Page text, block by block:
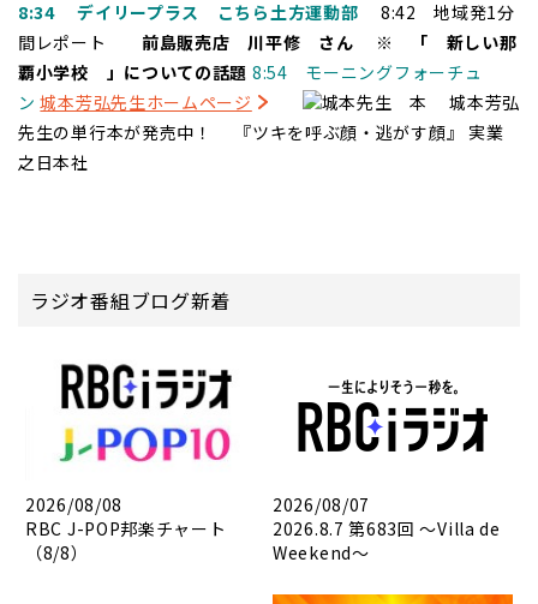
8:34 デイリープラス こちら土方運動部
8:42 地域発1分
間レポート
前島販売店 川平修 さん
※ 「 新しい那
覇小学校 」についての話題 8:54 モーニングフォーチュ
ン 城本芳弘先生ホームページ
城本芳弘
先生の単行本が発売中！
『ツキを呼ぶ顔・逃がす顔』 実業
之日本社
ラジオ番組ブログ新着
2026/08/08
RBC J-POP邦楽チャート
（8/8）
2026/08/07
2026.8.7 第683回 ～Villa de
Weekend～